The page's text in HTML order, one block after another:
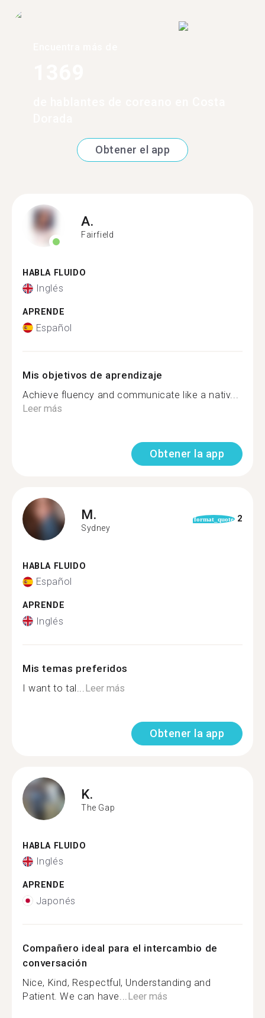
Obtener el app
A.
Fairfield
HABLA FLUIDO
Inglés
APRENDE
Español
Mis objetivos de aprendizaje
Achieve fluency and communicate like a nativ...
Leer más
Obtener la app
M.
Sydney
format_quote 2
HABLA FLUIDO
Español
APRENDE
Inglés
Mis temas preferidos
I want to tal... Leer más
Obtener la app
K.
The Gap
HABLA FLUIDO
Inglés
APRENDE
Japonés
Compañero ideal para el intercambio de
conversación
Nice, Kind, Respectful, Understanding and
Patient. We can have... Leer más